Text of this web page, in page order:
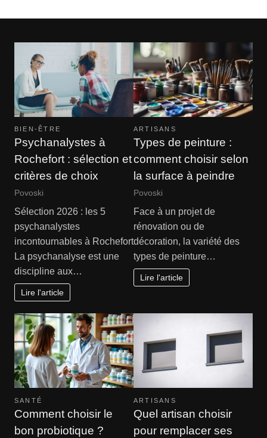
BIEN-ÊTRE
Psychanalystes à
Rochefort : sélection et
critères de choix
Povoski
Sélection 2026 : les 5
psychanalystes
incontournables à Rochefort
La psychanalyse est une
discipline aux…
Lire l'article
ARTISANS
Types de peinture :
comment choisir selon
la surface à peindre
Povoski
Face à un projet de
rénovation ou de
décoration, la variété des
types de peinture…
Lire l'article
SANTÉ
Comment choisir le
bon probiotique ?
ARTISANS
Quel artisan choisir
pour remplacer ses